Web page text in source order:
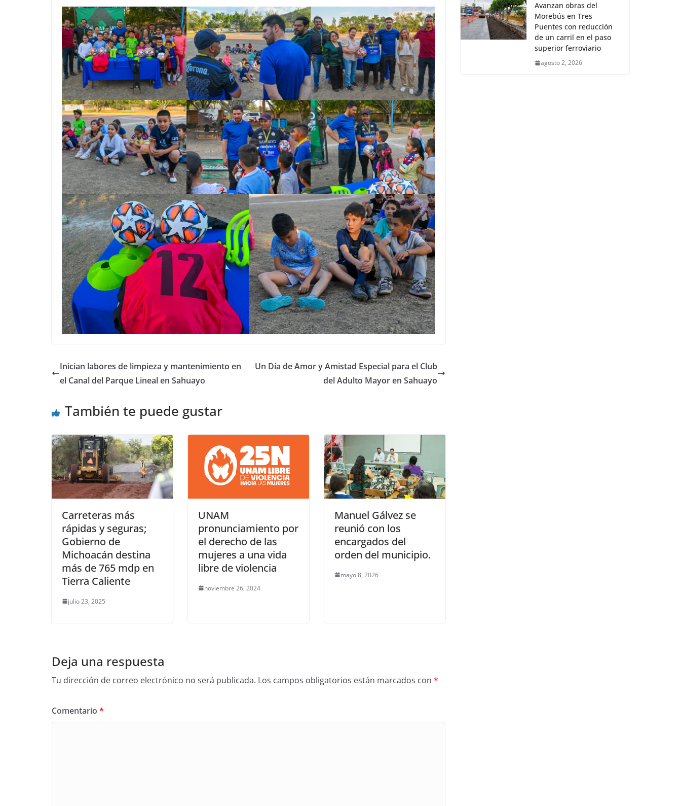
Inician labores de limpieza y mantenimiento en
el Canal del Parque Lineal en Sahuayo
Un Día de Amor y Amistad Especial para el Club
del Adulto Mayor en Sahuayo
También te puede gustar
Carreteras más
rápidas y seguras;
Gobierno de
Michoacán destina
más de 765 mdp en
Tierra Caliente
julio 23, 2025
UNAM
pronunciamiento por
el derecho de las
mujeres a una vida
libre de violencia
noviembre 26, 2024
Manuel Gálvez se
reunió con los
encargados del
orden del municipio.
mayo 8, 2026
Deja una respuesta
Tu dirección de correo electrónico no será publicada. Los campos obligatorios están marcados con *
Comentario *
Avanzan obras del
Morebús en Tres
Puentes con reducción
de un carril en el paso
superior ferroviario
agosto 2, 2026